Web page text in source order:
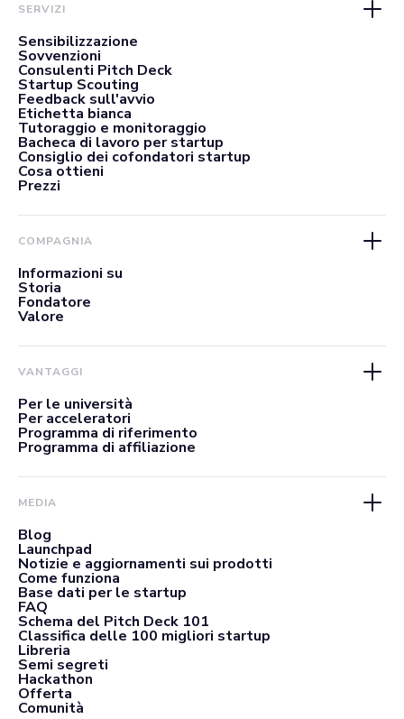
SERVIZI
Sensibilizzazione
Sovvenzioni
Consulenti Pitch Deck
Startup Scouting
Feedback sull'avvio
Etichetta bianca
Tutoraggio e monitoraggio
Bacheca di lavoro per startup
Consiglio dei cofondatori startup
Cosa ottieni
Prezzi
COMPAGNIA
Informazioni su
Storia
Fondatore
Valore
VANTAGGI
Per le università
Per acceleratori
Programma di riferimento
Programma di affiliazione
MEDIA
Blog
Launchpad
Notizie e aggiornamenti sui prodotti
Come funziona
Base dati per le startup
FAQ
Schema del Pitch Deck 101
Classifica delle 100 migliori startup
Libreria
Semi segreti
Hackathon
Offerta
Comunità